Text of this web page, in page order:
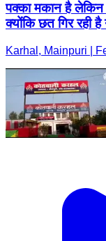
पक्का मकान है
क्योंकि छत गिर रही
Karhal, Mainpuri |